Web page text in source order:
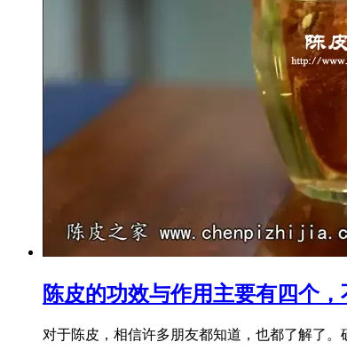
陈皮的功效与作用主要有四个
对于陈皮，相信许多朋友都知道，也都了解了